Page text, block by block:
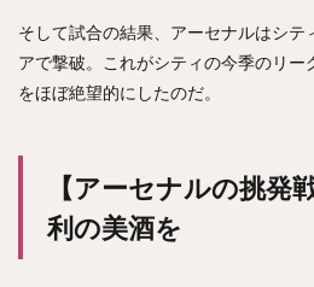
そして試合の結果、アーセナルはシテ
アで撃破。これがシティの今季のリ
をほぼ絶望的にしたのだ。
【アーセナルの挑発
利の美酒を